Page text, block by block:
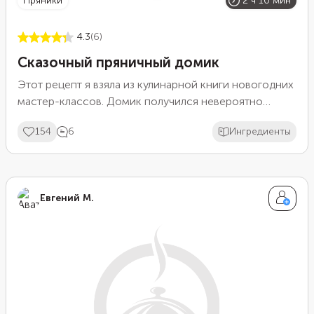
4.3(6)
Сказочный пряничный домик
Этот рецепт я взяла из кулинарной книги новогодних
мастер-классов. Домик получился невероятно
Приготовив его, вы получите массу позитивных
эмоций. Дети будут в восторге от такого необычного
154 6 Ингредиенты
Евгений М.